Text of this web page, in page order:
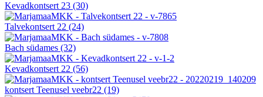
Kevadkontsert 23 (30)
Talvekontsert 22 (24)
Bach südames (32)
Kevadkontsert 22 (56)
kontsert Teenusel veebr22 (19)